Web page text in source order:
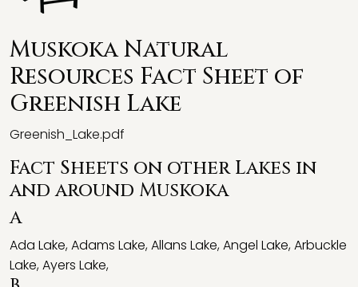
Muskoka Natural
Resources Fact Sheet of
Greenish Lake
Greenish_Lake.pdf
Fact Sheets on other Lakes in
and around Muskoka
A
Ada Lake,Adams Lake,Allans Lake,Angel Lake,Arbuckle
Lake,Ayers Lake,